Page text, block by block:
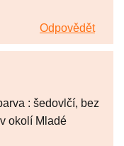
Odpovědět
: šedovlčí, bez
okolí Mladé